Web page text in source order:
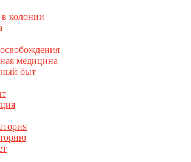
колонии
медицина
быт